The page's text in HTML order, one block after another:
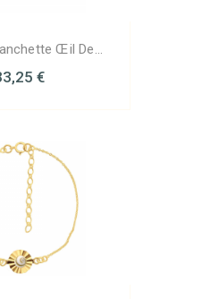
Œil De...
€